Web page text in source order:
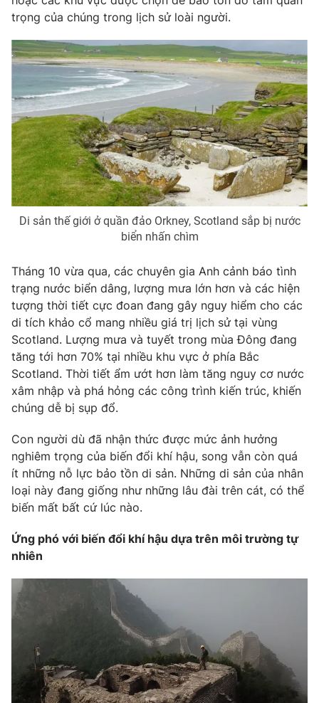
trọng của chúng trong lịch sử loài người.
Di sản thế giới ở quần đảo Orkney, Scotland sắp bị nước
biển nhấn chìm
Tháng 10 vừa qua, các chuyên gia Anh cảnh báo tình
trạng nước biển dâng, lượng mưa lớn hơn và các hiện
tượng thời tiết cực đoan đang gây nguy hiểm cho các
di tích khảo cổ mang nhiều giá trị lịch sử tại vùng
Scotland. Lượng mưa và tuyết trong mùa Đông đang
tăng tới hơn 70% tại nhiều khu vực ở phía Bắc
Scotland. Thời tiết ẩm ướt hơn làm tăng nguy cơ nước
xâm nhập và phá hỏng các công trình kiến trúc, khiến
chúng dễ bị sụp đổ.
Con người dù đã nhận thức được mức ảnh hưởng
nghiêm trọng của biến đổi khí hậu, song vẫn còn quá
ít những nỗ lực bảo tồn di sản. Những di sản của nhân
loại này đang giống như những lâu đài trên cát, có thể
biến mất bất cứ lúc nào.
Ứng phó với biến đổi khí hậu dựa trên môi trường tự
nhiên